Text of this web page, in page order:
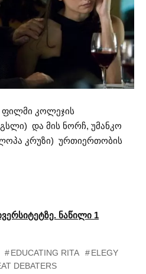
ფილმი კოლეჯის
და მის ნორჩ, უმანკო
კრუზი) ურთიერთობის
ნაწილი 1
EDUCATING RITA
ELEGY
DEBATERS